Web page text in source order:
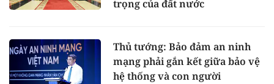
trọng của đất nước
Thủ tướng: Bảo đảm an ninh
mạng phải gắn kết giữa bảo vệ
hệ thống và con người